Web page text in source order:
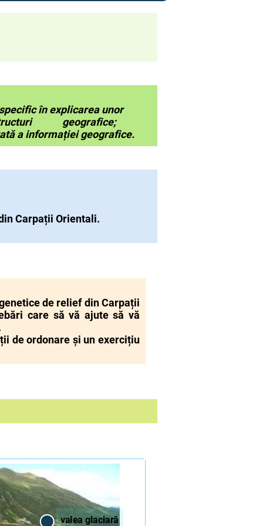
în explicarea unor
structuri geografice;
a informației geografice.
Carpații Orientali.
de relief din Carpații
care să vă ajute să vă
de ordonare și un exercițiu
valea glaciară